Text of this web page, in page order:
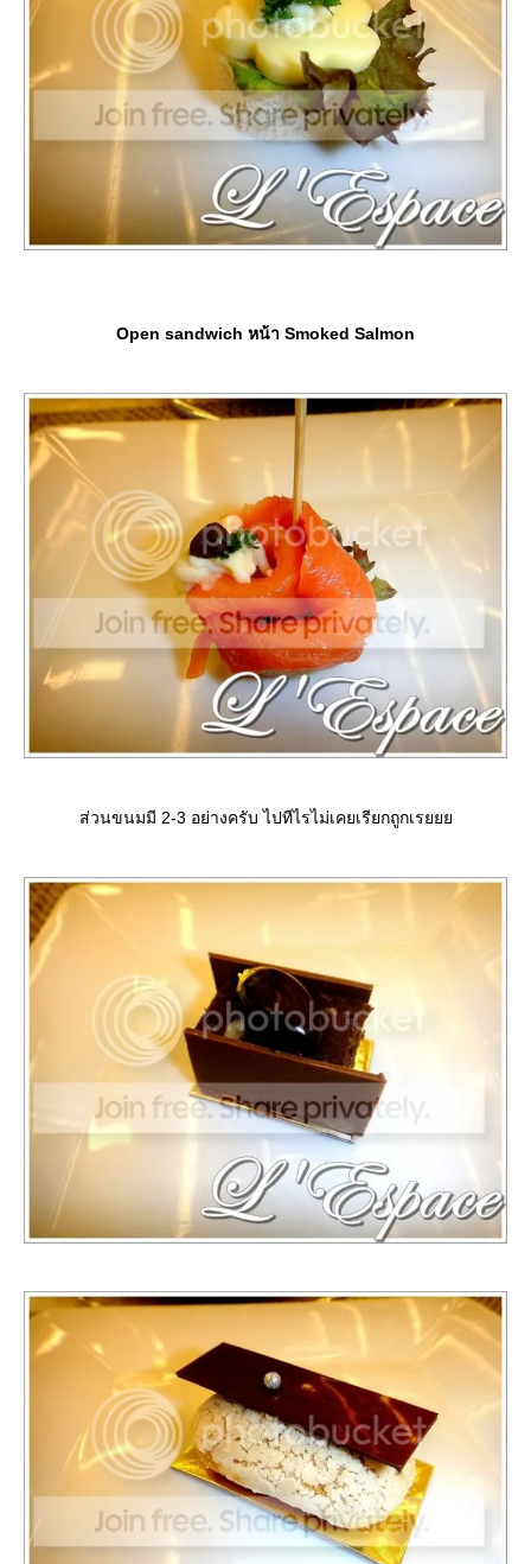
Open sandwich หน้า Smoked Salmon
ส่วนขนมมี 2-3 อย่างครับ ไปทีไรไม่เคยเรียกถูกเร